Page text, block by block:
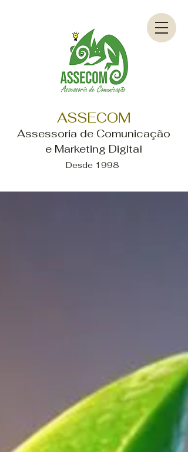
ASSECOM
Assessoria de Comunicação
e Marketing Digital
Desde 1998